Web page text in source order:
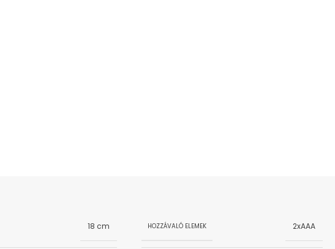
18 cm HOZZÁVALÓ ELEMEK 2xAAA